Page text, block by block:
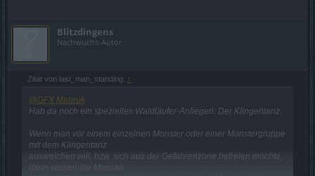
Blitzdingens
Nachwuchs-Autor
Zitat von last_man_standing: ↑
@GFX Mabruk
Hab da noch ein spezielles Waldläufer-Anliegen: Der Klingentanz.
Wenn man vor einem einzelnen Monster oder einer Monstergruppe
mit dem Klingentanz
ausweichen will, bzw. sich aus der Gefahrenzone befreien möchte,
dann wissen die Monster